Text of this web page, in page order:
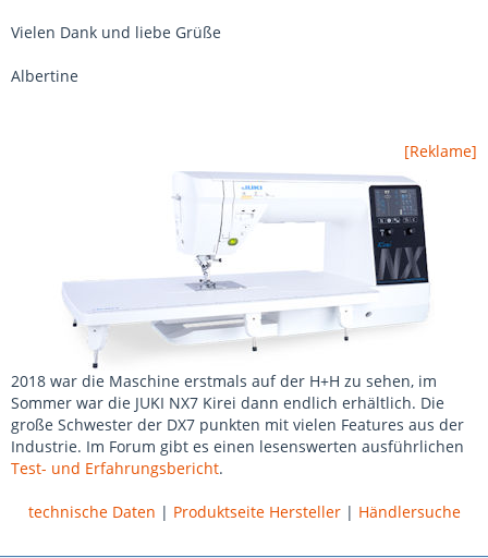
Vielen Dank und liebe Grüße
Albertine
[Reklame]
2018 war die Maschine erstmals auf der H+H zu sehen, im
Sommer war die JUKI NX7 Kirei dann endlich erhältlich. Die
große Schwester der DX7 punkten mit vielen Features aus der
Industrie. Im Forum gibt es einen lesenswerten ausführlichen
Test- und Erfahrungsbericht.
technische Daten | Produktseite Hersteller| Händlersuche